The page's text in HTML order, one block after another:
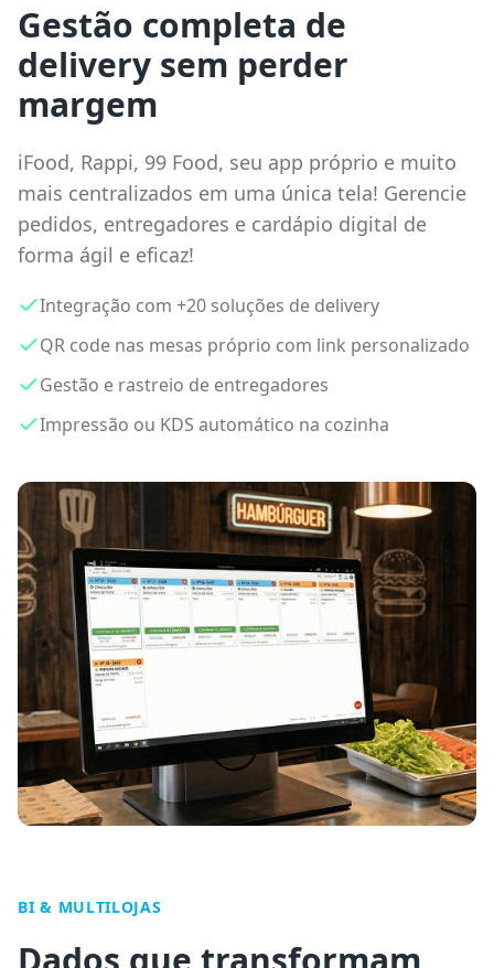
Gestão completa de
delivery sem perder
margem
iFood, Rappi, 99 Food, seu app próprio e muito
mais centralizados em uma única tela! Gerencie
pedidos, entregadores e cardápio digital de
forma ágil e eficaz!
Integração com +20 soluções de delivery
QR code nas mesas próprio com link personalizado
Gestão e rastreio de entregadores
Impressão ou KDS automático na cozinha
BI & MULTILOJAS